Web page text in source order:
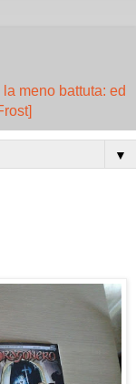
meno battuta: ed
▼